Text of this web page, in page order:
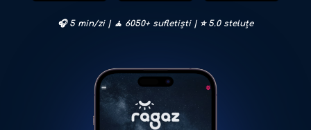
🎧 5 min/zi | 🧘 6050+ sufletiști | ⭐ 5.0 steluțe